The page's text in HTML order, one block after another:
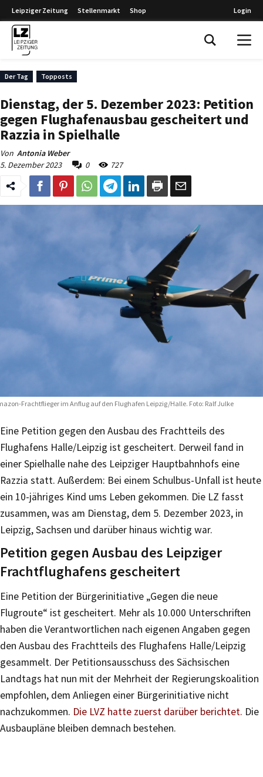
Leipziger Zeitung Stellenmarkt Shop Login
Der Tag Topposts
Dienstag, der 5. Dezember 2023: Petition
gegen Flughafenausbau gescheitert und
Razzia in Spielhalle
Von Antonia Weber
5. Dezember 2023
0 727
Frachtflieger im Anflug auf den Flughafen Leipzig/Halle. Foto: Ralf Julke
Eine Petition gegen den Ausbau des Frachtteils des
Flughafens Halle/Leipzig ist gescheitert. Derweil fand in
einer Spielhalle nahe des Leipziger Hauptbahnhofs eine
Razzia statt. Außerdem: Bei einem Schulbus-Unfall ist heute
ein 10-jähriges Kind ums Leben gekommen. Die LZ fasst
zusammen, was am Dienstag, dem 5. Dezember 2023, in
Leipzig, Sachsen und darüber hinaus wichtig war.
Petition gegen Ausbau des Leipziger
Frachtflughafens gescheitert
Eine Petition der Bürgerinitiative „Gegen die neue
Flugroute“ ist gescheitert. Mehr als 10.000 Unterschriften
haben die Verantwortlichen nach eigenen Angaben gegen
den Ausbau des Frachtteils des Flughafens Halle/Leipzig
gesammelt. Der Petitionsausschuss des Sächsischen
Landtags hat nun mit der Mehrheit der Regierungskoalition
empfohlen, dem Anliegen einer Bürgerinitiative nicht
nachzukommen. Die LVZ hatte zuerst darüber berichtet. Die
Ausbaupläne bleiben demnach bestehen.